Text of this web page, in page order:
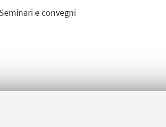
Seminari e convegni